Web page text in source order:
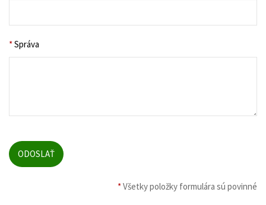
*Správa
*Všetky položky formulára sú povinné